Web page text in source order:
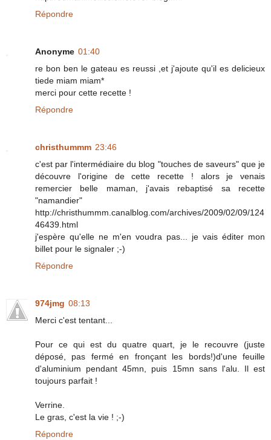
Répondre
Anonyme 01:40
re bon ben le gateau es reussi ,et j'ajoute qu'il es delicieux
tiede miam miam*
merci pour cette recette !
Répondre
christhummm 23:46
c'est par l'intermédiaire du blog "touches de saveurs" que je
découvre l'origine de cette recette ! alors je venais
remercier belle maman, j'avais rebaptisé sa recette
"namandier"
http://christhummm.canalblog.com/archives/2009/02/09/124
46439.html
j'espère qu'elle ne m'en voudra pas... je vais éditer mon
billet pour le signaler ;-)
Répondre
974jmg 08:13
Merci c'est tentant...
Pour ce qui est du quatre quart, je le recouvre (juste
déposé, pas fermé en fronçant les bords!)d'une feuille
d'aluminium pendant 45mn, puis 15mn sans l'alu. Il est
toujours parfait !
Verrine.
Le gras, c'est la vie ! ;-)
Répondre